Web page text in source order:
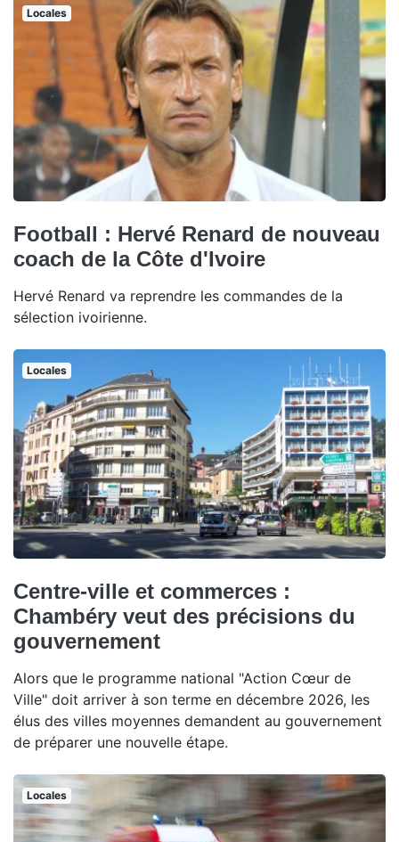
Locales
Football : Hervé Renard de nouveau
coach de la Côte d'Ivoire
Hervé Renard va reprendre les commandes de la
sélection ivoirienne.
Locales
Centre-ville et commerces :
Chambéry veut des précisions du
gouvernement
Alors que le programme national "Action Cœur de
Ville" doit arriver à son terme en décembre 2026, les
élus des villes moyennes demandent au gouvernement
de préparer une nouvelle étape.
Locales